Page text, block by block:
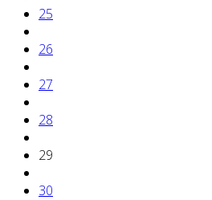
25
26
27
28
29
30